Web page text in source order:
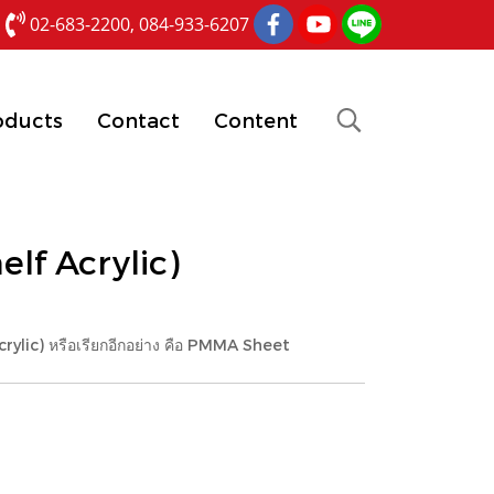
02-683-2200, 084-933-6207
Contact Content
Acrylic)
หรือเรียกอีกอย่าง คือ PMMA Sheet